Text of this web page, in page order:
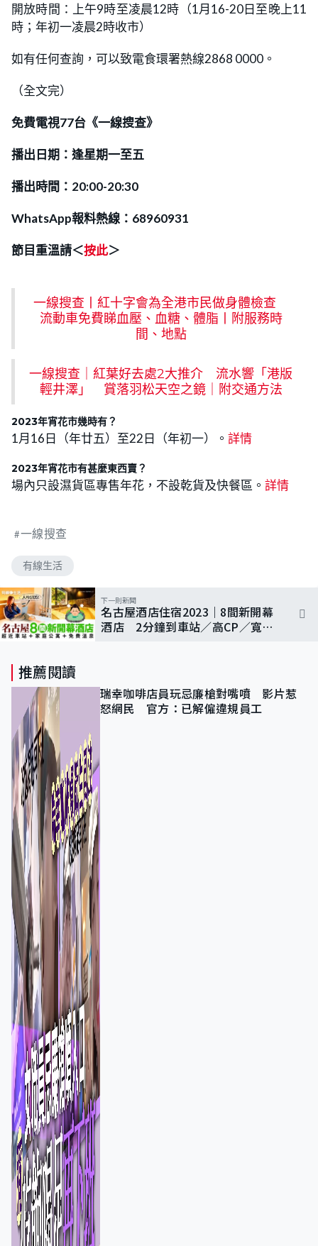
開放時間：上午9時至凌晨12時（1月16-20日至晚上11
時；年初一凌晨2時收市）
如有任何查詢，可以致電食環署熱線2868 0000。
（全文完）
免費電視77台《一線搜查》
播出日期：逢星期一至五
播出時間：20:00-20:30
WhatsApp報料熱線：68960931
節目重溫請＜按此＞
一線搜查丨紅十字會為全港市民做身體檢查
流動車免費睇血壓、血糖、體脂丨附服務時
間、地點
一線搜查｜紅葉好去處2大推介 流水響「港版
輕井澤」 賞落羽松天空之鏡｜附交通方法
2023年宵花市幾時有？
1月16日（年廿五）至22日（年初一）。 詳情
2023年宵花市有甚麼東西賣？
場內只設濕貨區專售年花，不設乾貨及快餐區。 詳情
一線搜查
有線生活
下一則新聞
名古屋酒店住宿2023｜8間新開幕
酒店 2分鐘到車站／高CP／寬敞
推薦閱讀
瑞幸咖啡店員玩忌廉槍對嘴噴 影片惹
怒網民 官方：已解僱違規員工